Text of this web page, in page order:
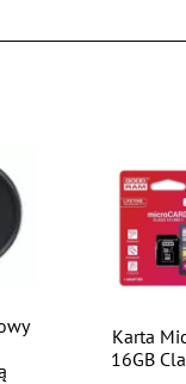
Karta
16GB